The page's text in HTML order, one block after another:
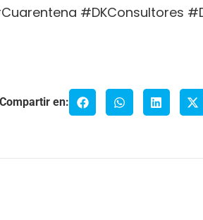
#DKConsultores
Compartir en: